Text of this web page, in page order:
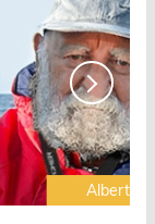
Albert Brel